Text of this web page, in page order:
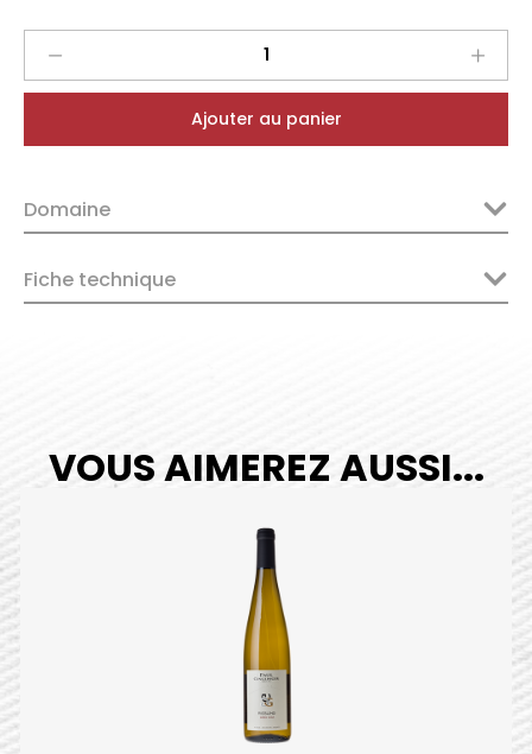
Pinot
2023
Ajouter au panier
Domaine
Fiche technique
VOUS AIMEREZ AUSSI...